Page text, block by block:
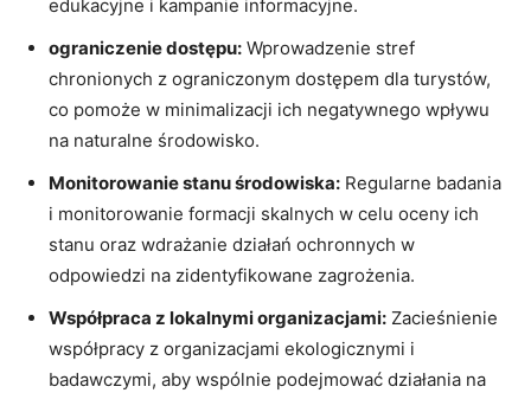
edukacyjne i kampanie informacyjne.
ograniczenie dostępu: Wprowadzenie stref
chronionych z ograniczonym dostępem dla turystów,
co pomoże w minimalizacji ich negatywnego wpływu
na naturalne środowisko.
Monitorowanie stanu środowiska: Regularne badania
i monitorowanie formacji skalnych w celu oceny ich
stanu oraz wdrażanie działań ochronnych w
odpowiedzi na zidentyfikowane zagrożenia.
Współpraca z lokalnymi organizacjami: Zacieśnienie
współpracy z organizacjami ekologicznymi i
badawczymi, aby wspólnie podejmować działania na